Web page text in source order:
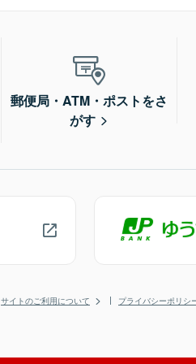
郵便局・ATM・ポストをさ
がす
サイトのご利用について プライバシーポリシ